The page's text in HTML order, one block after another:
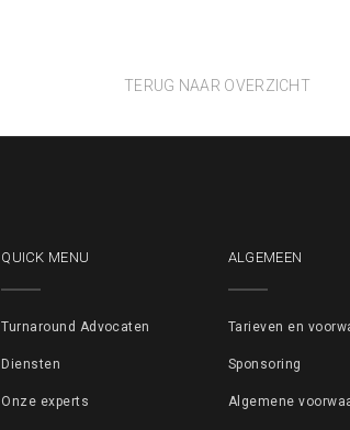
TERUG NAAR OVERZICHT
QUICK MENU
Turnaround Advocaten
Diensten
Onze experts
ALGEMEEN
Tarieven en
Sponsoring
Algemene